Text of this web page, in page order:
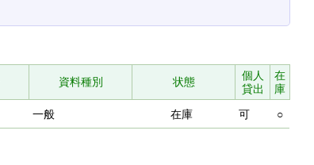
資料種別 状態
個人
貸出
在
庫
一般 在庫 可 ○